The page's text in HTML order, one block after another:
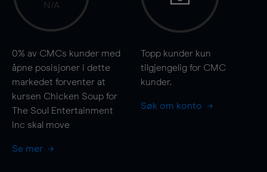
N/A
0% av CMCs kunder med
åpne posisjoner i dette
markedet forventer at
kursen Chicken Soup for
The Soul Entertainment
Inc skal move
Se mer
Topp kunder kun
tilgjengelig for CMC
kunder.
Søk om konto